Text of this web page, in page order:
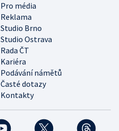
Pro média
Reklama
Studio Brno
Studio Ostrava
Rada ČT
Kariéra
Podávání námětů
Časté dotazy
Kontakty